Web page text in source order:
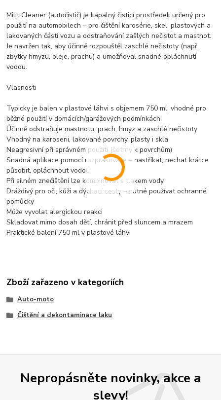
Milit Cleaner (autočistič) je kapalný čisticí prostředek určený pro
použití na automobilech – pro čištění karosérie, skel, plastových a
lakovaných částí vozu a odstraňování zašlých nečistot a mastnot.
Je navržen tak, aby účinně rozpouštěl zaschlé nečistoty (např.
zbytky hmyzu, oleje, prachu) a umožňoval snadné opláchnutí
vodou.
Vlasnosti
Typicky je balen v plastové láhvi s objemem 750 ml, vhodné pro
běžné použití v domácích/garážových podmínkách.
Účinně odstraňuje mastnotu, prach, hmyz a zaschlé nečistoty
Vhodný na karoserii, lakované povrchy, plasty i skla
Neagresivní při správném použití (šetrný k povrchům)
Snadná aplikace pomocí rozprašovače – nastříkat, nechat krátce
působit, opláchnout vodou
Při silném znečištění lze kombinovat s tlakem vody
Dráždivý pro oči, kůži a dýchací cesty – nutné používat ochranné
pomůcky
Může vyvolat alergickou reakci
Skladovat mimo dosah dětí, chránit před sluncem a mrazem
Praktické balení 750 ml v plastové láhvi
Zboží zařazeno v kategoriích
Auto-moto
Čištění a dekontaminace laku
Nepropásněte novinky, akce a
slevy!